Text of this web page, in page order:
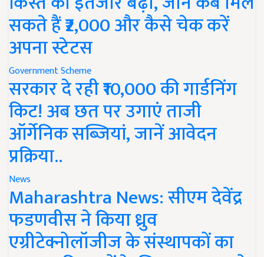
सकते हैं ₹2,000 और कैसे चेक करें
अपना स्टेटस
Government Scheme
सरकार दे रही ₹10,000 की गार्डनिंग
किट! अब छत पर उगाएं ताजी
ऑर्गेनिक सब्जियां, जानें आवेदन
प्रक्रिया..
News
Maharashtra News: सीएम देवेंद्र
फडणवीस ने किया ध्रुव
एग्रीटेक्नोलॉजीज के संस्थापकों का